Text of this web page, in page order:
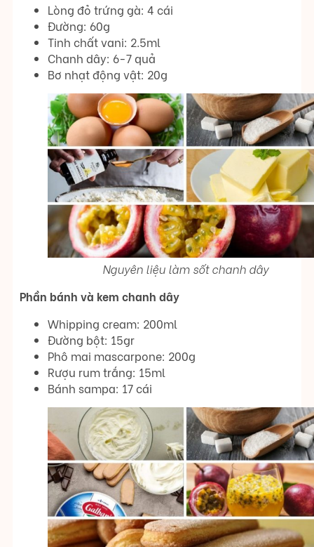
Lòng đỏ trứng gà: 4 cái
Đường: 60g
Tinh chất vani: 2.5ml
Chanh dây: 6-7 quả
Bơ nhạt động vật: 20g
Nguyên liệu làm sốt chanh dây
Phần bánh và kem chanh dây
Whipping cream: 200ml
Đường bột: 15gr
Phô mai mascarpone: 200g
Rượu rum trắng: 15ml
Bánh sampa: 17 cái